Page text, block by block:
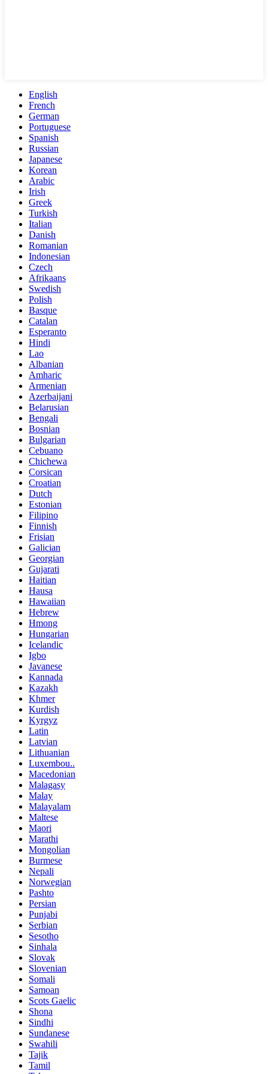
English
French
German
Portuguese
Spanish
Russian
Japanese
Korean
Arabic
Irish
Greek
Turkish
Italian
Danish
Romanian
Indonesian
Czech
Afrikaans
Swedish
Polish
Basque
Catalan
Esperanto
Hindi
Lao
Albanian
Amharic
Armenian
Azerbaijani
Belarusian
Bengali
Bosnian
Bulgarian
Cebuano
Chichewa
Corsican
Croatian
Dutch
Estonian
Filipino
Finnish
Frisian
Galician
Georgian
Gujarati
Haitian
Hausa
Hawaiian
Hebrew
Hmong
Hungarian
Icelandic
Igbo
Javanese
Kannada
Kazakh
Khmer
Kurdish
Kyrgyz
Latin
Latvian
Lithuanian
Luxembou..
Macedonian
Malagasy
Malay
Malayalam
Maltese
Maori
Marathi
Mongolian
Burmese
Nepali
Norwegian
Pashto
Persian
Punjabi
Serbian
Sesotho
Sinhala
Slovak
Slovenian
Somali
Samoan
Scots Gaelic
Shona
Sindhi
Sundanese
Swahili
Tajik
Tamil